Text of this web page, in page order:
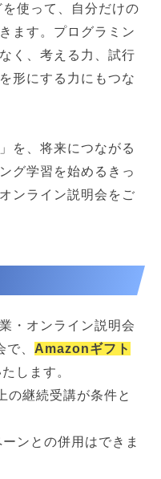
使って、自分だけの
ます。プログラミン
く、考える力、試行
形にする力にもつな
を、将来につながる
グ学習を始めるきっ
ンライン説明会をご
・オンライン説明会
、 Amazonギフト
します。
の継続受講が条件と
ンとの併用はできま